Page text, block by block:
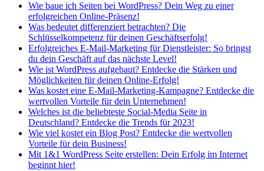
Wie baue ich Seiten bei WordPress? Dein Weg zu einer
erfolgreichen Online-Präsenz!
Was bedeutet differenziert betrachten? Die
Schlüsselkompetenz für deinen Geschäftserfolg!
Erfolgreiches E-Mail-Marketing für Dienstleister: So bringst
du dein Geschäft auf das nächste Level!
Wie ist WordPress aufgebaut? Entdecke die Stärken und
Möglichkeiten für deinen Online-Erfolg!
Was kostet eine E-Mail-Marketing-Kampagne? Entdecke die
wertvollen Vorteile für dein Unternehmen!
Welches ist die beliebteste Social-Media Seite in
Deutschland? Entdecke die Trends für 2023!
Wie viel kostet ein Blog Post? Entdecke die wertvollen
Vorteile für dein Business!
Mit 1&1 WordPress Seite erstellen: Dein Erfolg im Internet
beginnt hier!